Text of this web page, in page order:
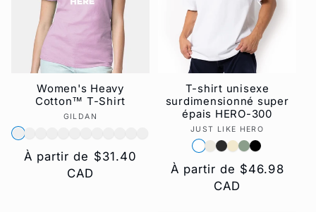
Women's Heavy
Cotton™ T-Shirt
Fournisseur :
GILDAN
PrixÀ partir de $31.40
CAD
T-shirt unisexe
surdimensionné super
épais HERO-300
Fournisseur :
JUST LIKE HERO
PrixÀ partir de $46.98
CAD